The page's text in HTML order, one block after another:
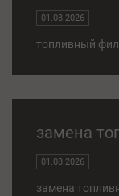
01.08.2026
топливный
замена
01.08.2026
замена